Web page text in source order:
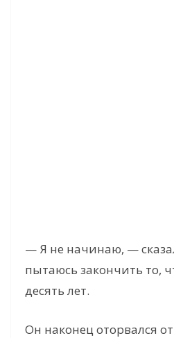
— Я не начинаю, —
пытаюсь закончить то,
десять лет.
Он наконец оторвался